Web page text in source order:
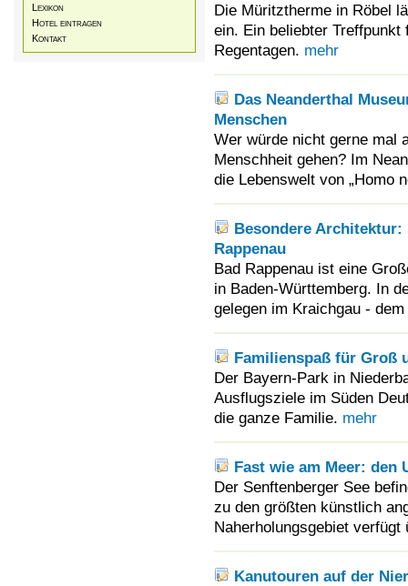
Lexikon
Hotel eintragen
Kontakt
Die Müritztherme in Röbel
ein. Ein beliebter
Regentagen. mehr
Das Neanderthal
Menschen
Wer würde nicht gerne mal
Menschheit gehen? Im
die Lebenswelt von „Homo
Besondere Architektur:
Rappenau
Bad Rappenau ist eine
in Baden-Württemberg. In
gelegen im Kraichgau -
Familienspaß für Groß
Der Bayern-Park in
Ausflugsziele im Süden
die ganze Familie. mehr
Fast wie am Meer: den
Der Senftenberger See
zu den größten künstlich
Naherholungsgebiet
Kanutouren auf der